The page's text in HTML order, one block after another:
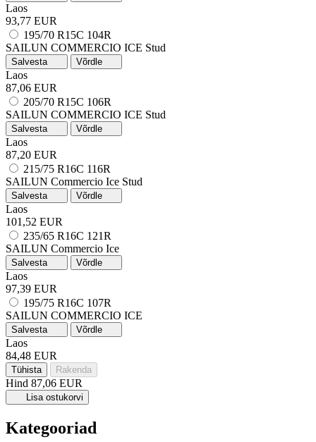
Laos
93,77 EUR
195/70 R15C 104R
SAILUN COMMERCIO ICE Stud
Salvesta Võrdle
Laos
87,06 EUR
205/70 R15C 106R
SAILUN COMMERCIO ICE Stud
Salvesta Võrdle
Laos
87,20 EUR
215/75 R16C 116R
SAILUN Commercio Ice Stud
Salvesta Võrdle
Laos
101,52 EUR
235/65 R16C 121R
SAILUN Commercio Ice
Salvesta Võrdle
Laos
97,39 EUR
195/75 R16C 107R
SAILUN COMMERCIO ICE
Salvesta Võrdle
Laos
84,48 EUR
Tühista Rakenda
Hind 87,06 EUR
Lisa ostukorvi
Kategooriad